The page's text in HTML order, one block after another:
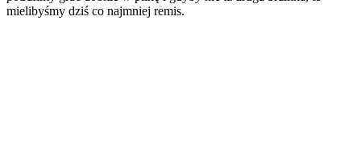
mielibyśmy dziś co najmniej remis.